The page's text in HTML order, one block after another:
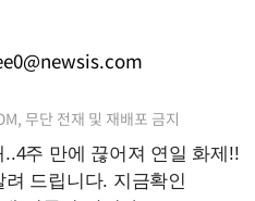
무단 전재 및 재배포 금지